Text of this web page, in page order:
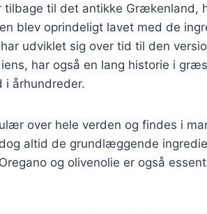
til det antikke Grækenland,
blev oprindeligt lavet med de
udviklet sig over tid til den
har også en lang historie i
i århundreder.
over hele verden og findes i
altid de grundlæggende
og olivenolie er også